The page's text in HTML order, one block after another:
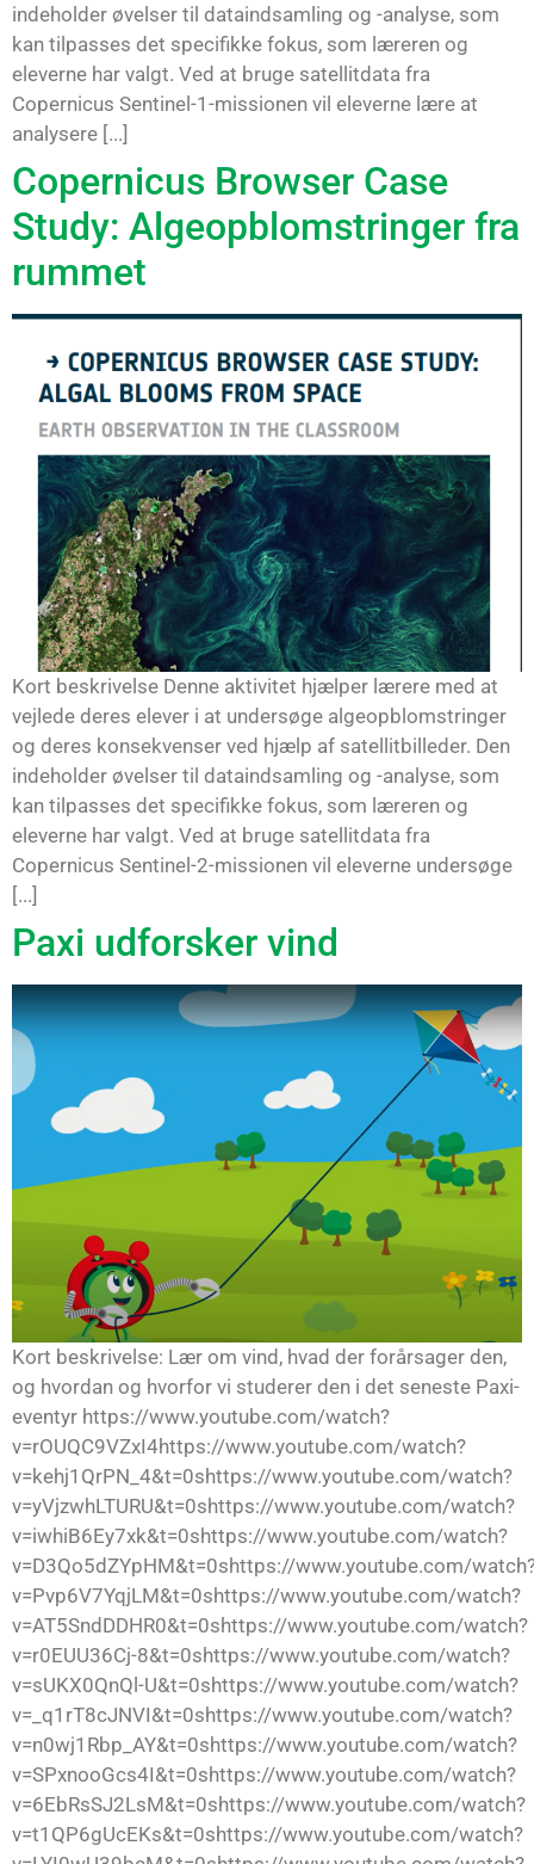
indeholder øvelser til dataindsamling og -analyse, som
kan tilpasses det specifikke fokus, som læreren og
eleverne har valgt. Ved at bruge satellitdata fra
Copernicus Sentinel-1-missionen vil eleverne lære at
analysere [...]
Copernicus Browser Case
Study: Algeopblomstringer fra
rummet
Kort beskrivelse Denne aktivitet hjælper lærere med at
vejlede deres elever i at undersøge algeopblomstringer
og deres konsekvenser ved hjælp af satellitbilleder. Den
indeholder øvelser til dataindsamling og -analyse, som
kan tilpasses det specifikke fokus, som læreren og
eleverne har valgt. Ved at bruge satellitdata fra
Copernicus Sentinel-2-missionen vil eleverne undersøge
[...]
Paxi udforsker vind
Kort beskrivelse: Lær om vind, hvad der forårsager den,
og hvordan og hvorfor vi studerer den i det seneste Paxi-
eventyr https://www.youtube.com/watch?
v=rOUQC9VZxI4https://www.youtube.com/watch?
v=kehj1QrPN_4&t=0shttps://www.youtube.com/watch?
v=yVjzwhLTURU&t=0shttps://www.youtube.com/watch?
v=iwhiB6Ey7xk&t=0shttps://www.youtube.com/watch?
v=D3Qo5dZYpHM&t=0shttps://www.youtube.com/
v=Pvp6V7YqjLM&t=0shttps://www.youtube.com/watch?
v=AT5SndDDHR0&t=0shttps://www.youtube.com/watch?
v=r0EUU36Cj-8&t=0shttps://www.youtube.com/watch?
v=sUKX0QnQl-U&t=0shttps://www.youtube.com/watch?
v=_q1rT8cJNVI&t=0shttps://www.youtube.com/watch?
v=n0wj1Rbp_AY&t=0shttps://www.youtube.com/watch?
v=SPxnooGcs4I&t=0shttps://www.youtube.com/watch?
v=6EbRsSJ2LsM&t=0shttps://www.youtube.com/watch?
v=t1QP6gUcEKs&t=0shttps://www.youtube.com/watch?